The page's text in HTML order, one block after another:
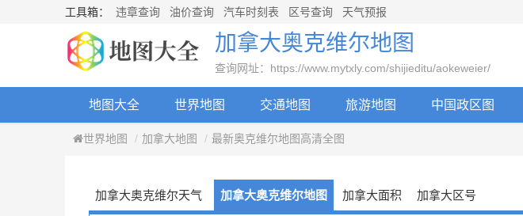
工具箱： 违章查询 油价查询 汽车时刻表 区号查询 天气预报
加拿大奥克维尔地图
查询网址：https://www.mytxly.com/shijieditu/aokeweier/
地图大全 世界地图 交通地图 旅游地图 中国政区图
世界地图 加拿大地图 最新奥克维尔地图高清全图
加拿大奥克维尔天气 加拿大奥克维尔地图 加拿大面积 加拿大区号